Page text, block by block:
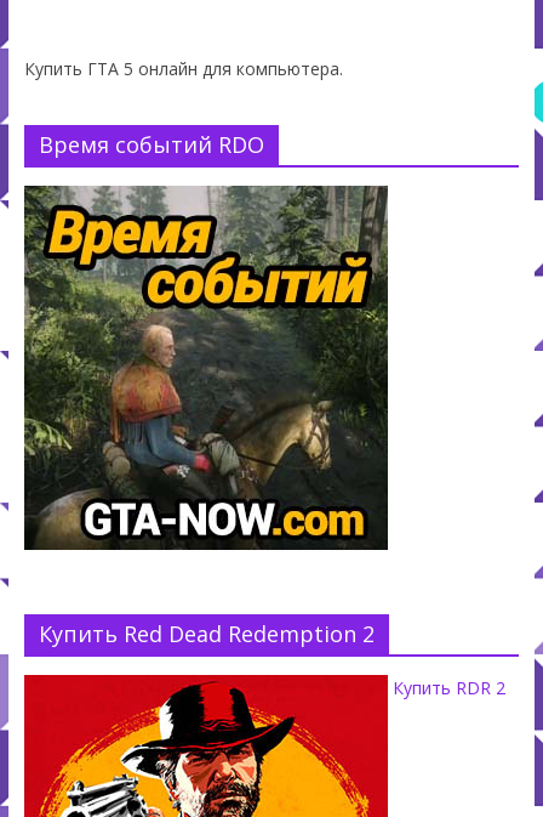
Купить ГТА 5 онлайн для компьютера.
Время событий RDO
Купить Red Dead Redemption 2
Купить RDR 2